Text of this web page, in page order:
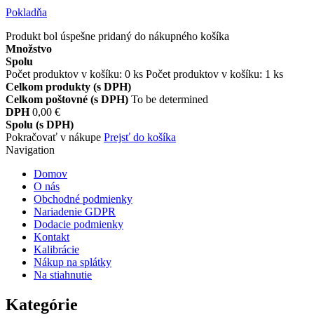
Pokladňa
Produkt bol úspešne pridaný do nákupného košíka
Množstvo
Spolu
Počet produktov v košíku: 0 ks Počet produktov v košíku: 1 ks
Celkom produkty (s DPH)
Celkom poštovné (s DPH) To be determined
DPH 0,00 €
Spolu (s DPH)
Pokračovať v nákupe Prejsť do košíka
Navigation
Domov
O nás
Obchodné podmienky
Nariadenie GDPR
Dodacie podmienky
Kontakt
Kalibrácie
Nákup na splátky
Na stiahnutie
Kategórie